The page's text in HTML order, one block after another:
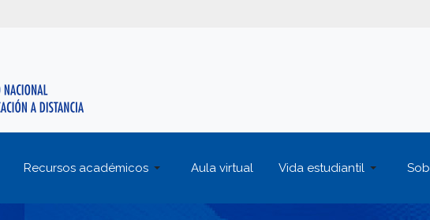
Recursos académicos Aula virtual Vida estudiantil